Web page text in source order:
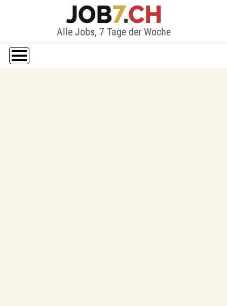
Alle Jobs, 7 Tage der Woche